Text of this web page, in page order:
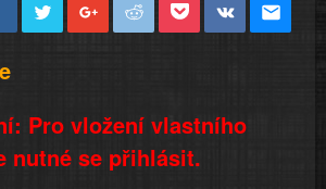
Pro vložení vlastního
nutné se přihlásit.